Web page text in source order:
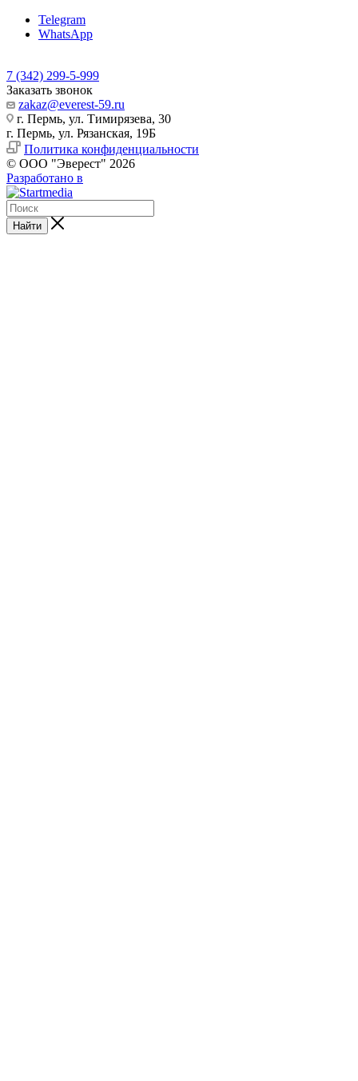
Telegram
WhatsApp
7 (342) 299-5-999
Заказать звонок
zakaz@everest-59.ru
г. Пермь, ул. Тимирязева, 30
г. Пермь, ул. Рязанская, 19Б
Политика конфиденциальности
© ООО "Эверест" 2026
Разработано в
Найти